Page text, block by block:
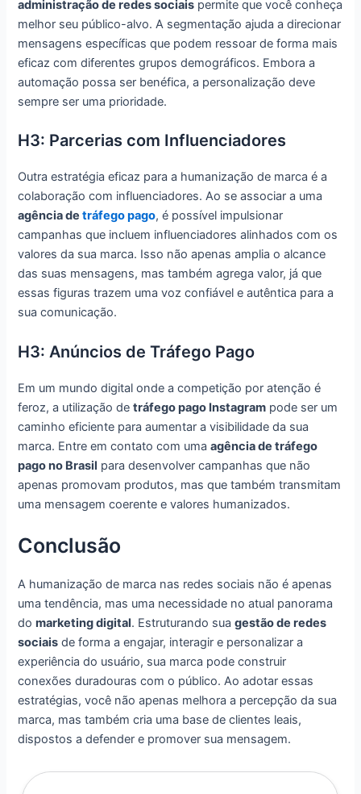
administração de redes sociais permite que você conheça
melhor seu público-alvo. A segmentação ajuda a direcionar
mensagens específicas que podem ressoar de forma mais
eficaz com diferentes grupos demográficos. Embora a
automação possa ser benéfica, a personalização deve
sempre ser uma prioridade.
H3: Parcerias com Influenciadores
Outra estratégia eficaz para a humanização de marca é a
colaboração com influenciadores. Ao se associar a uma
agência detráfego pago, é possível impulsionar
campanhas que incluem influenciadores alinhados com os
valores da sua marca. Isso não apenas amplia o alcance
das suas mensagens, mas também agrega valor, já que
essas figuras trazem uma voz confiável e autêntica para a
sua comunicação.
H3: Anúncios de Tráfego Pago
Em um mundo digital onde a competição por atenção é
feroz, a utilização detráfego pago Instagram pode ser um
caminho eficiente para aumentar a visibilidade da sua
marca. Entre em contato com umaagência de tráfego
pago no Brasil para desenvolver campanhas que não
apenas promovam produtos, mas que também transmitam
uma mensagem coerente e valores humanizados.
Conclusão
A humanização de marca nas redes sociais não é apenas
uma tendência, mas uma necessidade no atual panorama
domarketing digital. Estruturando suagestão de redes
sociais de forma a engajar, interagir e personalizar a
experiência do usuário, sua marca pode construir
conexões duradouras com o público. Ao adotar essas
estratégias, você não apenas melhora a percepção da sua
marca, mas também cria uma base de clientes leais,
dispostos a defender e promover sua mensagem.